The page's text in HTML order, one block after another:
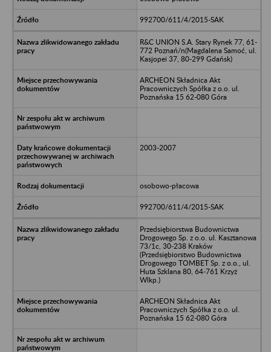
992700/611/4/2015-SAK
R&C UNION S.A. Stary Rynek 77, 61-
772 Poznań/n(Magdalena Samoć, ul.
Kasjopei 37, 80-299 Gdańsk)
ARCHEON Składnica Akt
Pracowniczych Spółka z o.o. ul.
Poznańska 15 62-080 Góra
2003-2007
osobowo-płacowa
992700/611/4/2015-SAK
Przedsiębiorstwa Budownictwa
Drogowego Sp. z o.o. ul. Kasztanowa
73/1c, 30-238 Kraków
(Przedsiębiorstwo Budownictwa
Drogowego TOMBET Sp. z o.o., ul.
Huta Szklana 80, 64-761 Krzyż
Wlkp.)
ARCHEON Składnica Akt
Pracowniczych Spółka z o.o. ul.
Poznańska 15 62-080 Góra